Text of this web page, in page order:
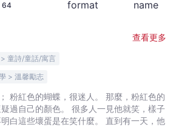
64
查看更多
童詩/童話/寓言
> 溫馨勵志
粉紅色的蝴蝶，很迷人。 那麼，粉紅色的
壞蛋是在笑什麼。 直到有一天，他